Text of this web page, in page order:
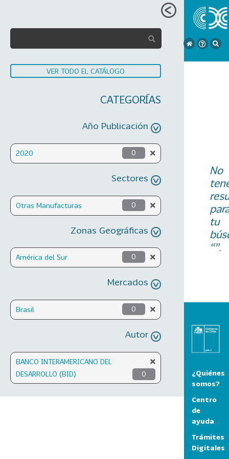
VER TODO EL CATÁLOGO
CATEGORÍAS
Año Publicación
2020 0
Sectores
Otras Manufacturas 0
Zonas Geográficas
América del Sur 0
Mercados
Brasil 0
Autor
BANCO INTERAMERICANO DEL
DESARROLLO (BID)
0
No
tu
“”.
¿Quiénes
somos?
Centro
de
ayuda
Trámites
Digitales